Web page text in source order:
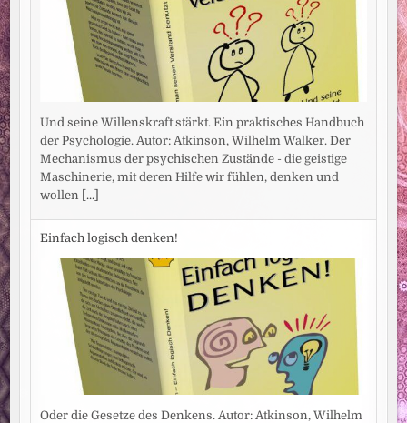
Und seine Willenskraft stärkt. Ein praktisches Handbuch
der Psychologie. Autor: Atkinson, Wilhelm Walker. Der
Mechanismus der psychischen Zustände - die geistige
Maschinerie, mit deren Hilfe wir fühlen, denken und
wollen
[...]
Einfach logisch denken!
Oder die Gesetze des Denkens. Autor: Atkinson, Wilhelm